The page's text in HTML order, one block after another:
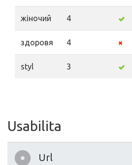
жіночий 4
здоровя 4
styl 3
Usabilita
Url